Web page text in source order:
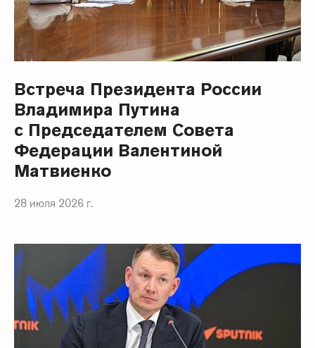
Встреча Президента России
Владимира Путина
с Председателем Совета
Федерации Валентиной
Матвиенко
28 июля 2026 г.